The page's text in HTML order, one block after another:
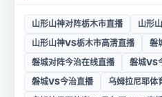
山形山神对阵栃木市直播
山形
山形山神VS栃木市高清直播
磐
磐城对阵今治在线直播
磐城VS
磐城VS今治直播
乌姆拉尼耶体